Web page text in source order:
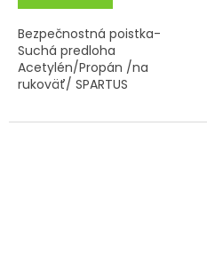
Bezpečnostná poistka-
Suchá predloha
Acetylén/Propán /na
rukoväť/ SPARTUS